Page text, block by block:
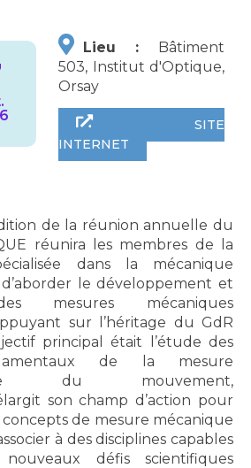
Lieu : Bâtiment
503, Institut d'Optique,
Orsay
SITE
INTERNET
de la réunion annuelle du
réunira les membres de la
dans la mécanique
le développement et
mesures mécaniques
sur l’héritage du GdR
principal était l’étude des
de la mesure
du mouvement,
son champ d’action pour
de mesure mécanique
à des disciplines capables
défis scientifiques